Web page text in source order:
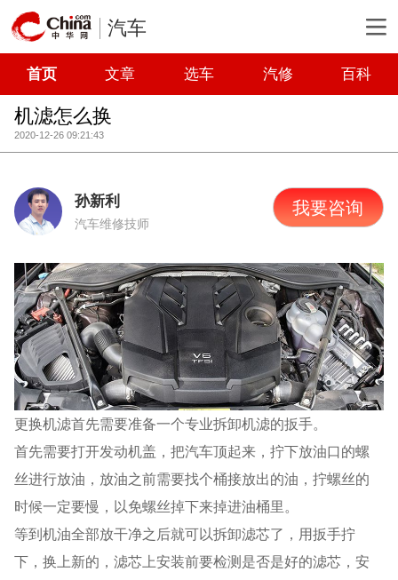
汽车
首页 文章 选车 汽修 百科
机滤怎么换
2020-12-26 09:21:43
孙新利
汽车维修技师
我要咨询
更换机滤首先需要准备一个专业拆卸机滤的扳手。
首先需要打开发动机盖，把汽车顶起来，拧下放油口的螺
丝进行放油，放油之前需要找个桶接放出的油，拧螺丝的
时候一定要慢，以免螺丝掉下来掉进油桶里。
等到机油全部放干净之后就可以拆卸滤芯了，用扳手拧
下，换上新的，滤芯上安装前要检测是否是好的滤芯，安